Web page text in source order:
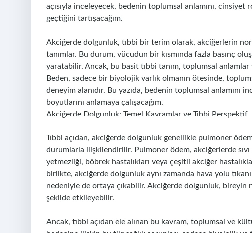
açısıyla inceleyecek, bedenin toplumsal anlamını,
geçtiğini tartışacağım.
Akciğerde dolgunluk, tıbbi bir terim olarak, akciğerlerin
tanımlar. Bu durum, vücudun bir kısmında fazla basınç
yaratabilir. Ancak, bu basit tıbbi tanım, toplumsal
Beden, sadece bir biyolojik varlık olmanın ötesinde,
deneyim alanıdır. Bu yazıda, bedenin toplumsal anlamını
boyutlarını anlamaya çalışacağım.
Akciğerde Dolgunluk: Temel Kavramlar ve Tıbbi Perspektif
Tıbbi açıdan, akciğerde dolgunluk genellikle pulmoner
durumlarla ilişkilendirilir. Pulmoner ödem, akciğerlerde
yetmezliği, böbrek hastalıkları veya çeşitli akciğer
birlikte, akciğerde dolgunluk aynı zamanda hava yolu
nedeniyle de ortaya çıkabilir. Akciğerde dolgunluk, bireyin
şekilde etkileyebilir.
Ancak, tıbbi açıdan ele alınan bu kavram, toplumsal ve